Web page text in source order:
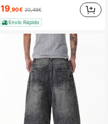
19 ,90€ 20,49€
Envío Rápido